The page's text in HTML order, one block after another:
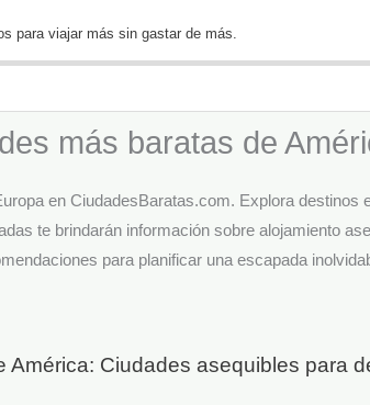
para viajar más sin gastar de más.
más baratas de
en CiudadesBaratas.com. Explora destinos
te brindarán información sobre alojamiento
para planificar una escapada
Ciudades asequibles para